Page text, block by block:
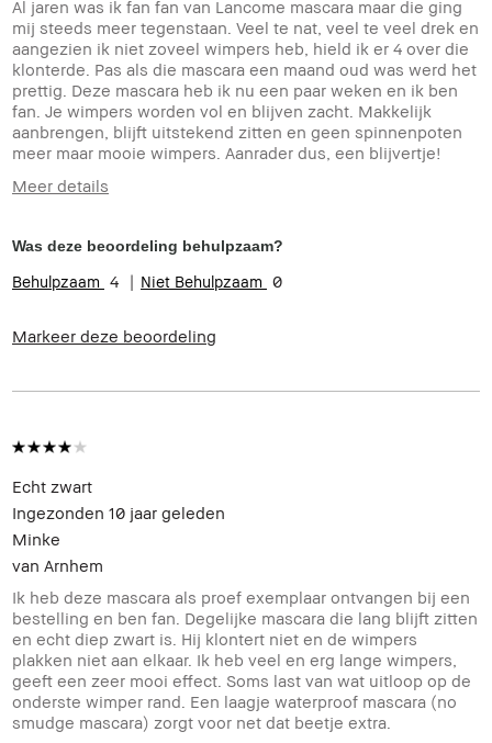
Al jaren was ik fan fan van Lancome mascara maar die ging
mij steeds meer tegenstaan. Veel te nat, veel te veel drek en
aangezien ik niet zoveel wimpers heb, hield ik er 4 over die
klonterde. Pas als die mascara een maand oud was werd het
prettig. Deze mascara heb ik nu een paar weken en ik ben
fan. Je wimpers worden vol en blijven zacht. Makkelijk
aanbrengen, blijft uitstekend zitten en geen spinnenpoten
meer maar mooie wimpers. Aanrader dus, een blijvertje!
Meer details
Was deze beoordeling behulpzaam?
4 0
Markeer deze beoordeling
Echt zwart
Ingezonden 10 jaar geleden
Minke
van Arnhem
Ik heb deze mascara als proef exemplaar ontvangen bij een
bestelling en ben fan. Degelijke mascara die lang blijft zitten
en echt diep zwart is. Hij klontert niet en de wimpers
plakken niet aan elkaar. Ik heb veel en erg lange wimpers,
geeft een zeer mooi effect. Soms last van wat uitloop op de
onderste wimper rand. Een laagje waterproof mascara (no
smudge mascara) zorgt voor net dat beetje extra.